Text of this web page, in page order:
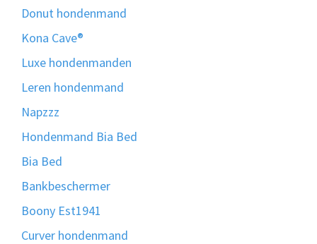
Donut hondenmand
Kona Cave®
Luxe hondenmanden
Leren hondenmand
Napzzz
Hondenmand Bia Bed
Bia Bed
Bankbeschermer
Boony Est1941
Curver hondenmand